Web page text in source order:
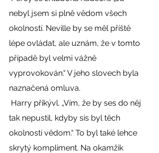
nebyl jsem si plně vědom všech
okolností. Neville by se měl příště
lépe ovládat, ale uznám, že v tomto
případě byl velmi vážně
vyprovokován.“ V jeho slovech byla
naznačená omluva.
tak nepustil, kdyby sis byl těch
okolností vědom.“ To byl také lehce
skrytý kompliment. Na okamžik